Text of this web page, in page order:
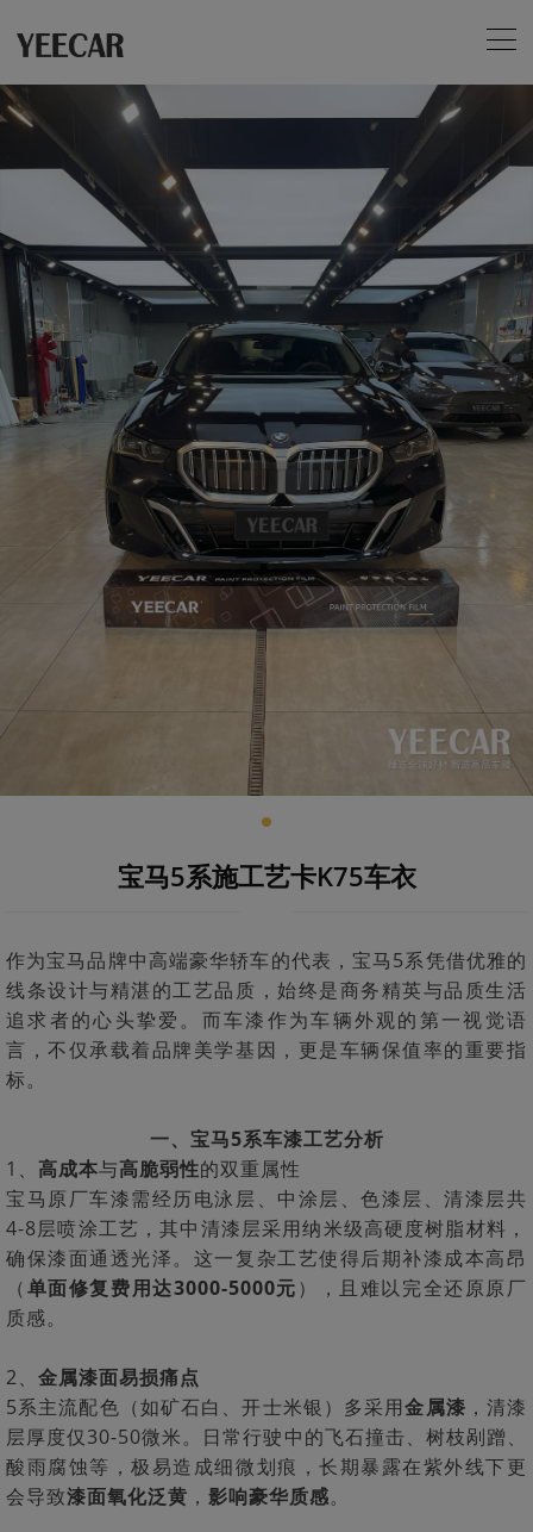
宝马5系施工艺卡K75车衣
作为宝马品牌中高端豪华轿车的代表，宝马5系凭借优雅的
线条设计与精湛的工艺品质，始终是商务精英与品质生活
追求者的心头挚爱。而车漆作为车辆外观的第一视觉语
言，不仅承载着品牌美学基因，更是车辆保值率的重要指
标。
一、宝马5系车漆工艺分析
1、 高成本与高脆弱性的双重属性
宝马原厂车漆需经历电泳层、中涂层、色漆层、清漆层共
4-8层喷涂工艺，其中清漆层采用纳米级高硬度树脂材料，
确保漆面通透光泽。这一复杂工艺使得后期补漆成本高昂
（单面修复费用达3000-5000元），且难以完全还原原厂
质感。
2、 金属漆面易损痛点
5系主流配色（如矿石白、开士米银）多采用金属漆 ，清漆
层厚度仅30-50微米。日常行驶中的飞石撞击、树枝剐蹭、
酸雨腐蚀等，极易造成细微划痕，长期暴露在紫外线下更
会导致漆面氧化泛黄 ， 影响豪华质感。